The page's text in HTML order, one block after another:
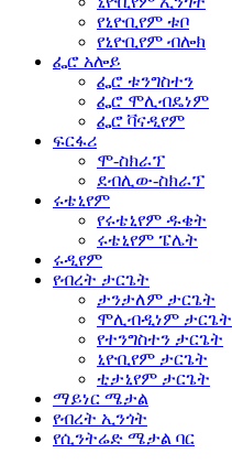
የኒዮቢየም ቱቦ
የኒዮቢየም ብሎክ
ፌሮ አሎይ
ፌሮ ቱንግስተን
ፌሮ ሞሊብዴነም
ፌሮ ቫናዲየም
ፍርፋሪ
ሞ-ስክራፕ
ደብሊው-ስክራፕ
ሩቴኒየም
የሩቴኒየም ዱቄት
ሩቴኒየም ፔሌት
ሩዲየም
የብረት ታርጌት
ታንታለም ታርጌት
ሞሊብዲነም ታርጌት
የተንግስተን ታርጌት
ኒዮቢየም ታርጌት
ቲታኒየም ታርጌት
ማይነር ሜታል
የብረት ኢንጎት
የሲንትሬድ ሜታል ባር